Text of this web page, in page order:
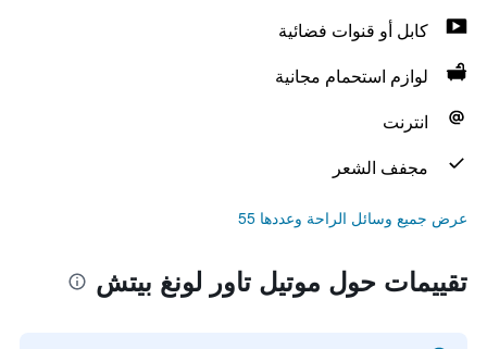
كابل أو قنوات فضائية
لوازم استحمام مجانية
انترنت
مجفف الشعر
عرض جميع وسائل الراحة وعددها 55
تقييمات حول موتيل تاور لونغ بيتش